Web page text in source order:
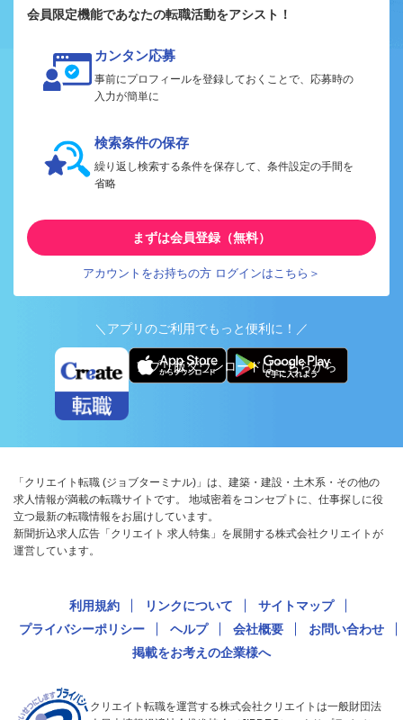
会員限定機能であなたの転職活動をアシスト！
カンタン応募
事前にプロフィールを登録しておくことで、応募時の
入力が簡単に
検索条件の保存
繰り返し検索する条件を保存して、条件設定の手間を
省略
まずは会員登録（無料）
アカウントをお持ちの方 ログインはこちら＞
＼アプリのご利用でもっと便利に！／
アプリ版ダウンロードはこちらから
「クリエイト転職 (ジョブターミナル)」は、建築・建設・土木系・その他の
求人情報が満載の転職サイトです。 地域密着をコンセプトに、仕事探しに役
立つ最新の転職情報をお届けしています。
新聞折込求人広告「クリエイト 求人特集」を展開する株式会社クリエイトが
運営しています。
利用規約 リンクについて
サイトマップ
プライバシーポリシー
ヘルプ 会社概要
お問い合わせ
掲載をお考えの企業様へ
クリエイト転職を運営する株式会社クリエイトは一般財団法